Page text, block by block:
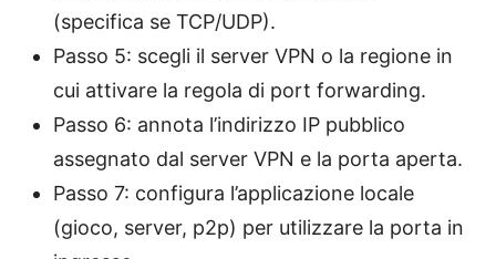
(specifica se TCP/UDP).
Passo 5: scegli il server VPN o la regione in
cui attivare la regola di port forwarding.
Passo 6: annota l’indirizzo IP pubblico
assegnato dal server VPN e la porta aperta.
Passo 7: configura l’applicazione locale
(gioco, server, p2p) per utilizzare la porta in